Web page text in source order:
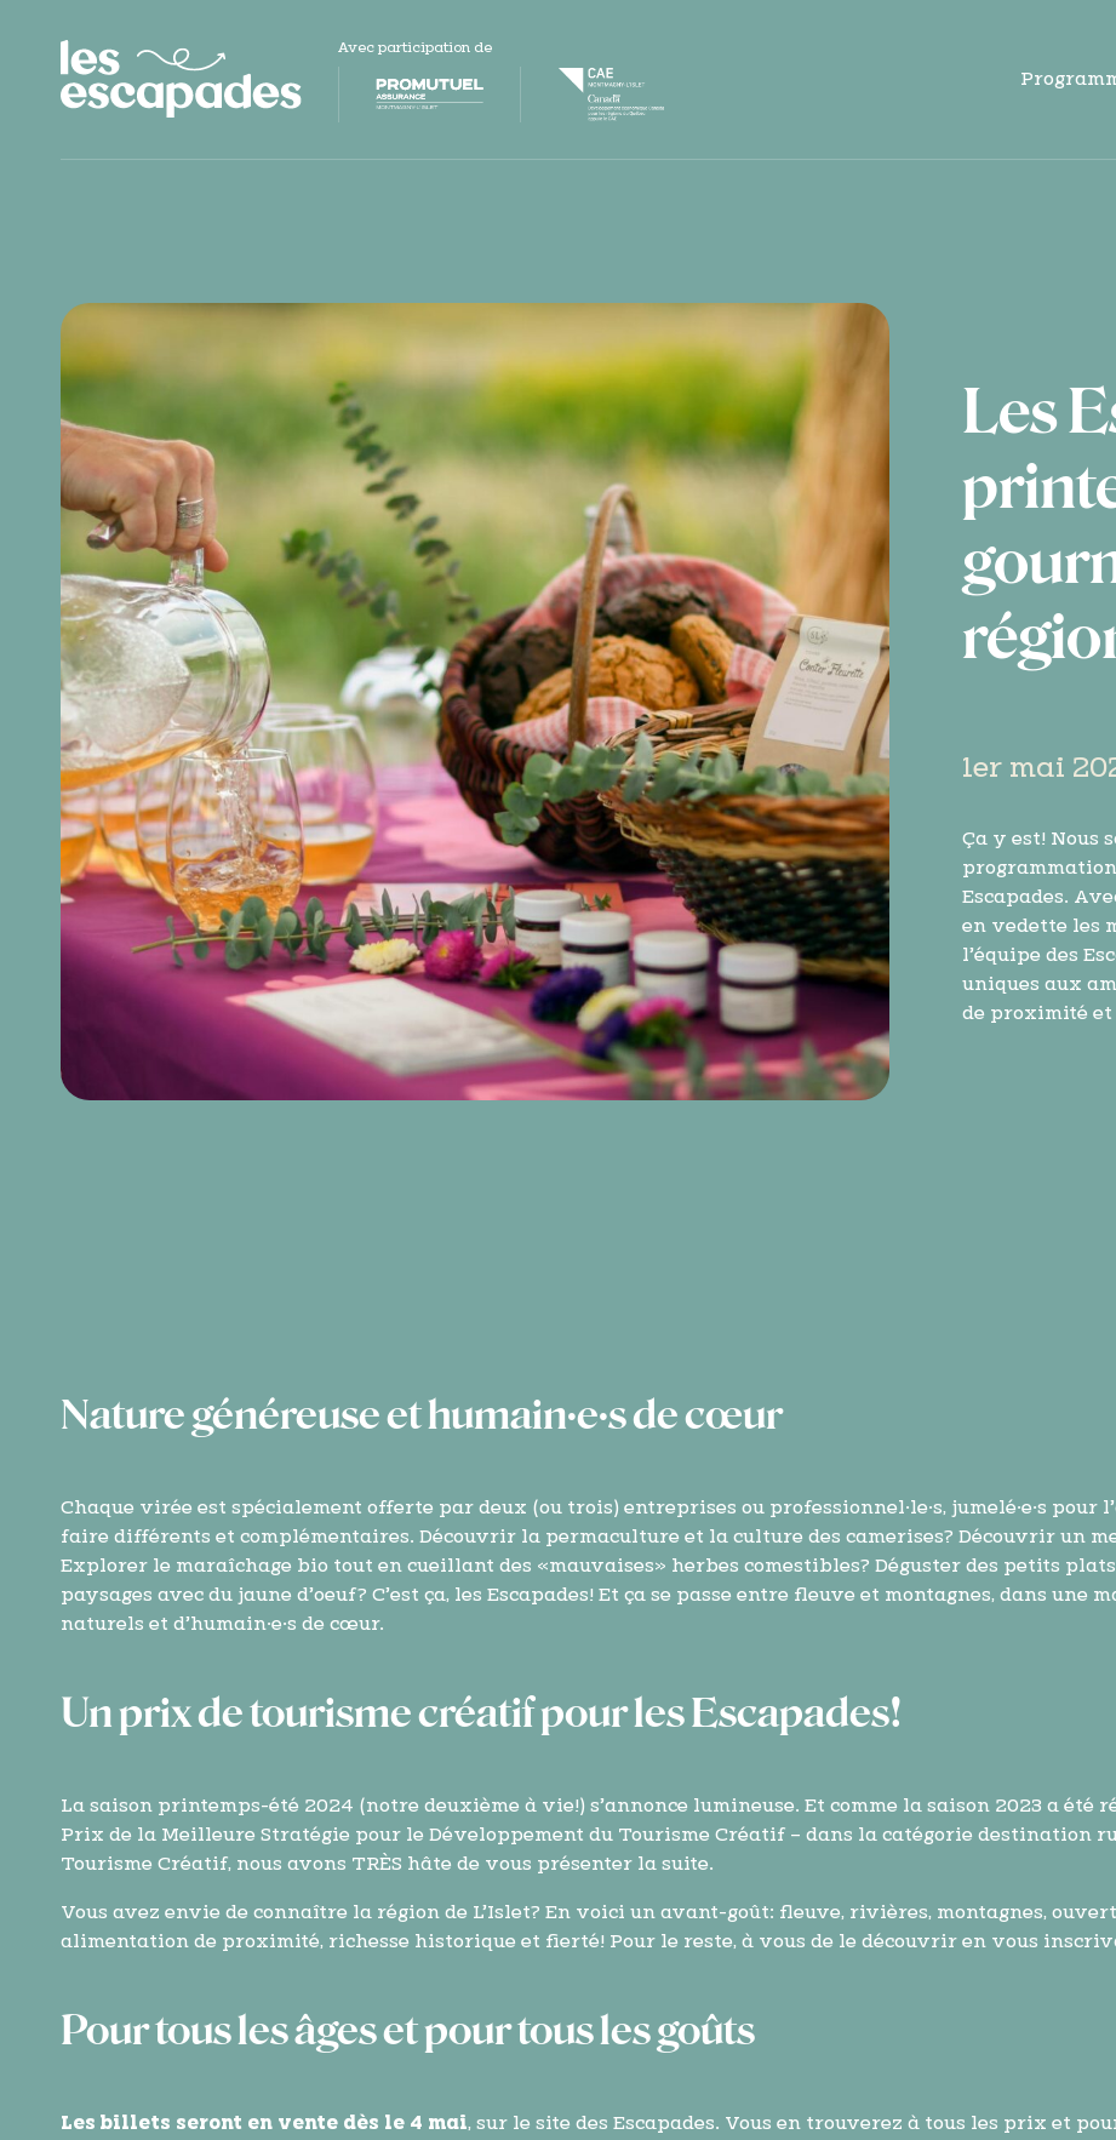
Avec participation de
Les
1er mai
Ça y est! Nous
Escapades.
en vedette les
l’équipe des
uniques aux
de proximité et
Nature généreuse et humain·e·s de cœur
Chaque virée est spécialement offerte par deux (ou trois) entreprises ou professionnel·le·s, jumelé·e·s
faire différents et complémentaires. Découvrir la permaculture et la culture des camerises? Découvrir un
Explorer le maraîchage bio tout en cueillant des «mauvaises» herbes comestibles? Déguster des petits
paysages avec du jaune d’oeuf? C’est ça, les Escapades! Et ça se passe entre fleuve et montagnes, dans
naturels et d’humain·e·s de cœur.
Un prix de tourisme créatif pour les Escapades!
La saison printemps-été 2024 (notre deuxième à vie!) s’annonce lumineuse. Et comme la saison 2023 a été
Prix de la Meilleure Stratégie pour le Développement du Tourisme Créatif – dans la catégorie destination
Tourisme Créatif, nous avons TRÈS hâte de vous présenter la suite.
Vous avez envie de connaître la région de L’Islet? En voici un avant-goût: fleuve, rivières, montagnes,
alimentation de proximité, richesse historique et fierté! Pour le reste, à vous de le découvrir en vous
Pour tous les âges et pour tous les goûts
Les billets seront en vente dès le 4 mai, sur le site des Escapades. Vous en trouverez à tous les prix et